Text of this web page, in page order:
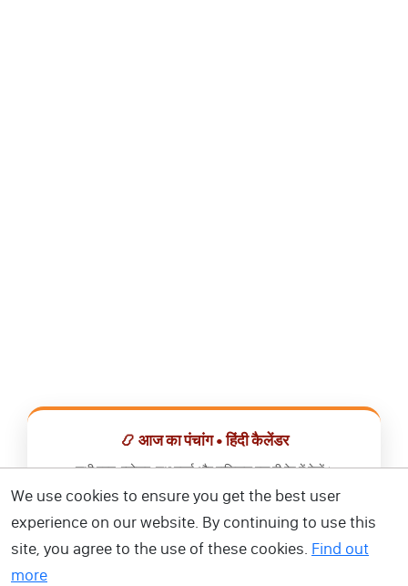
📿 आज का पंचांग • हिंदी कैलेंडर
सभी व्रत, त्योहार, शुभ मुहूर्त और राशिफल एक ही ऐप में देखें।
📅 हिंदी कैलेंडर ऐप डाउनलोड करें
We use cookies to ensure you get the best user
experience on our website. By continuing to use this
site, you agree to the use of these cookies. Find out
more